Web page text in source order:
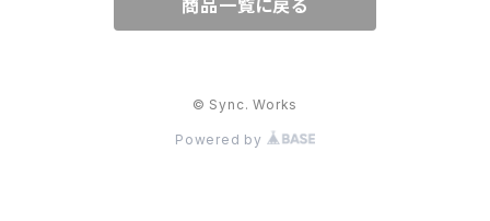
商品一覧に戻る
© Sync. Works
Powered by